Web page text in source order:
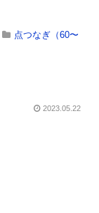
点つなぎ（60〜
2023.05.22